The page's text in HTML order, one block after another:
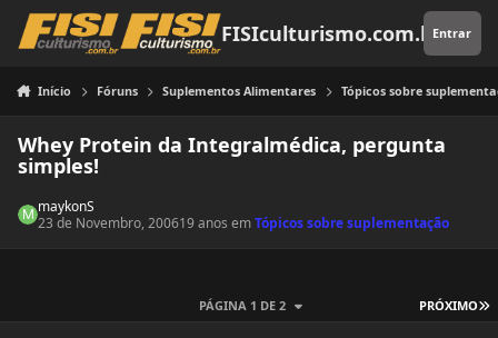
Pular para o conteúdo
FISIculturismo.com.brEntrar
Início Fóruns Suplementos Alimentares Tópicos sobre
Whey Protein da Integralmédica, pergunta
simples!
maykonS
23 de Novembro, 200619 anos emTópicos sobre suplementação
PRÓXIMO
PÁGINA 1 DE 2